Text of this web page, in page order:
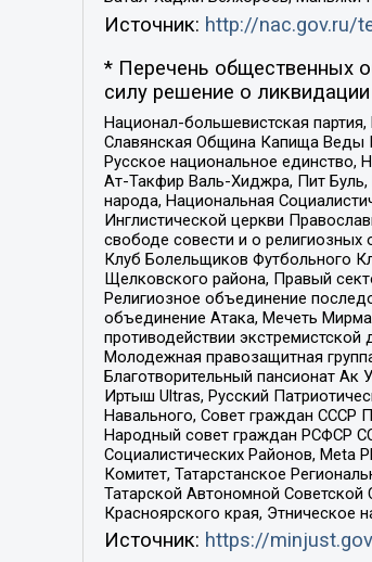
Источник: http://nac.gov.ru/
* Перечень общественных
силу решение о
Национал-большевистская
Славянская Община Капища Веды
Русское национальное единство,
Ат-Такфир Валь-Хиджра, Пит
народа, Национальная
Инглистической церкви
свободе совести и о религиозных
Клуб Болельщиков Футбольного
Щелковского района, Правый
Религиозное объединение
объединение Атака, Мечеть
противодействии
Молодежная правозащитная
Благотворительный пансионат Ак
Иртыш Ultras, Русский
Навального, Совет граждан СССР
Народный совет граждан РСФСР
Социалистических Районов, Meta
Комитет, Татарстанское
Татарской Автономной Советской
Красноярского края, Этническое
Источник: https://